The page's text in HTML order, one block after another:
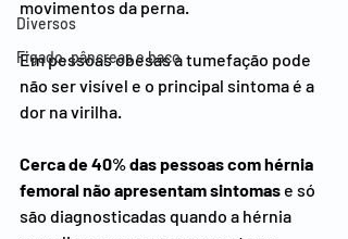
Diversos
Figado, pâncreas e baço
movimentos da perna.
Em pessoas obesas a tumefação pode
não ser visível e o principal sintoma é a
dor na virilha.
Cerca de 40% das pessoas com hérnia
femoral não apresentam sintomas e só
são diagnosticadas quando a hérnia